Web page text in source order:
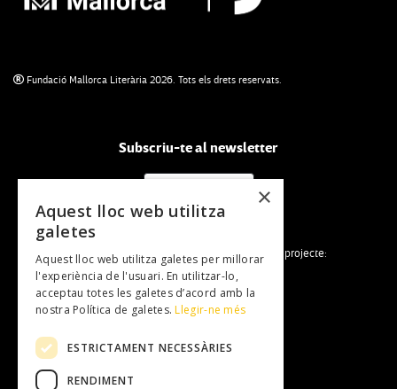
Fundació Mallorca Literària 2026. Tots els drets reservats.
Subscriu-te al newsletter
La Fundació Mallorca Literària forma part del projecte:
×
Aquest lloc web utilitza
galetes
Aquest lloc web utilitza galetes per millorar
l'experiència de l'usuari. En utilitzar-lo,
acceptau totes les galetes d’acord amb la
nostra Política de galetes.Llegir-ne més
ESTRICTAMENT NECESSÀRIES
RENDIMENT